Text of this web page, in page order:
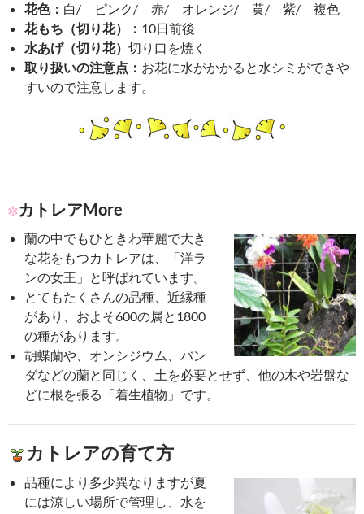
多めに与え、冬は10度以下にな
らない場所で管理します。
鉢は小さめの鉢を使用し、根が
いっぱいになると株分けをして
殖やします。この場合3月から5
月頃に行います。
10月14日生まれの星座：
10月14日生まれの有名人
※敬称略_ (._.)_
ドワイト・デヴィッド・アイゼンハワー/ ラルフ・ローレ
ン/ ロジャー・ムーア/ クリフ・リチャード/ ジェーム
ズ2世/ 月丘夢路/ 渡辺香津美/ 白石冬美/ 永作博美/
堺雅人
くまのプーさん原作デビューの日